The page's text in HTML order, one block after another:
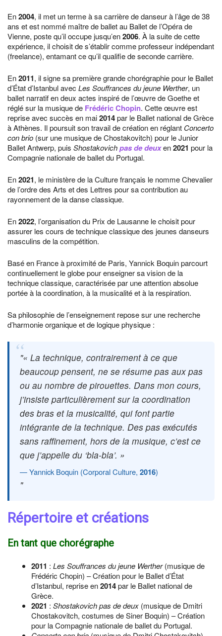
En2004, il met un terme à sa carrière de danseur à l’âge de 38
ans et est nommé maître de ballet au Ballet de l’Opéra de
Vienne, poste qu’il occupe jusqu’en2006. À la suite de cette
expérience, il choisit de s’établir comme professeur indépendant
(freelance), entamant ce qu’il qualifie de seconde carrière.
En2011, il signe sa première grande chorégraphie pour le Ballet
d’État d’Istanbul avec Les Souffrances du jeune Werther, un
ballet narratif en deux actes inspiré de l’œuvre de Goethe et
réglé sur la musique de Frédéric Chopin. Cette œuvre est
reprise avec succès en mai2014par le Ballet national de Grèce
à Athènes. Il poursuit son travail de création en réglant Concerto
con brio (sur une musique de Chostakovitch) pour le Junior
Ballet Antwerp, puis Shostakovichpas de deuxen2021 pour la
Compagnie nationale de ballet du Portugal.
En2021, le ministère de la Culture français le nomme Chevalier
de l’ordre des Arts et des Lettres pour sa contribution au
rayonnement de la danse classique.
En2022, l’organisation du Prix de Lausanne le choisit pour
assurer les cours de technique classique des jeunes danseurs
masculins de la compétition.
Basé en France à proximité de Paris, Yannick Boquin parcourt
continuellement le globe pour enseigner sa vision de la
technique classique, caractérisée par une attention absolue
portée à la coordination, à la musicalité et à la respiration.
Sa philosophie de l’enseignement repose sur une recherche
d’harmonie organique et de logique physique :
« La technique, contrairement à ce que
beaucoup pensent, ne se résume pas aux pas
ou au nombre de pirouettes. Dans mon cours,
j’insiste particulièrement sur la coordination
des bras et la musicalité, qui font partie
intégrante de la technique. Des pas exécutés
sans raffinement, hors de la musique, c’est ce
que j’appelle du ‘bla-bla’. »
Yannick Boquin (Corporal Culture, 2016)
Répertoire et créations
En tant que chorégraphe
2011 : Les Souffrances du jeune Werther(musique de
Frédéric Chopin) – Création pour le Ballet d’État
d’Istanbul, reprise en2014par le Ballet national de
Grèce.
2021 : Shostakovich pas de deux (musique de Dmitri
Chostakovitch, costumes de Siner Boquin) – Création
pour la Compagnie nationale de ballet du Portugal.